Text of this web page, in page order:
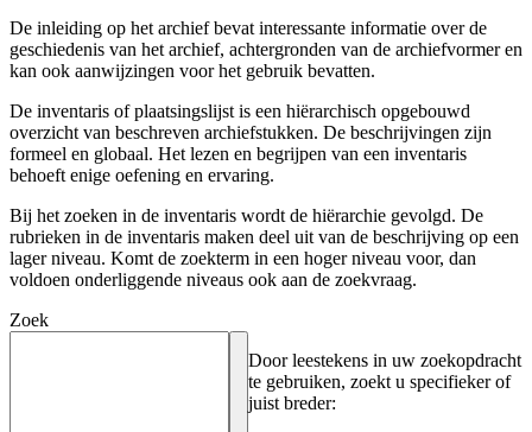
De inleiding op het archief bevat interessante informatie over de
geschiedenis van het archief, achtergronden van de archiefvormer en
kan ook aanwijzingen voor het gebruik bevatten.
De inventaris of plaatsingslijst is een hiërarchisch opgebouwd
overzicht van beschreven archiefstukken. De beschrijvingen zijn
formeel en globaal. Het lezen en begrijpen van een inventaris
behoeft enige oefening en ervaring.
Bij het zoeken in de inventaris wordt de hiërarchie gevolgd. De
rubrieken in de inventaris maken deel uit van de beschrijving op een
lager niveau. Komt de zoekterm in een hoger niveau voor, dan
voldoen onderliggende niveaus ook aan de zoekvraag.
Zoek
Door leestekens in uw zoekopdracht
te gebruiken, zoekt u specifieker of
juist breder: